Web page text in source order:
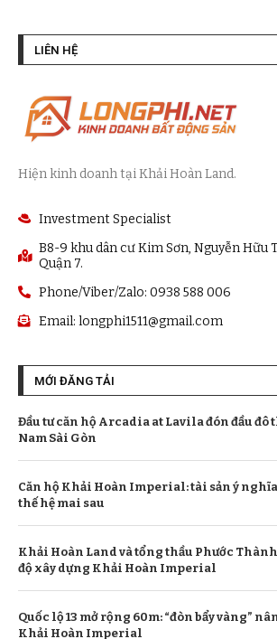
LIÊN HỆ
Hiện kinh doanh tại Khải Hoàn Land.
Investment Specialist
B8-9 khu dân cư Kim Sơn, Nguyễn Hữu
Quận 7.
Phone/Viber/Zalo: 0938 588 006
Email: longphi1511@gmail.com
MỚI ĐĂNG TẢI
Đầu tư căn hộ Arcadia at Lavila đón đầu đô
Nam Sài Gòn
Căn hộ Khải Hoàn Imperial: tài sản ý
thế hệ mai sau
Khải Hoàn Land và tổng thầu Phước
độ xây dựng Khải Hoàn Imperial
Quốc lộ 13 mở rộng 60m: “đòn bẩy vàng”
Khải Hoàn Imperial